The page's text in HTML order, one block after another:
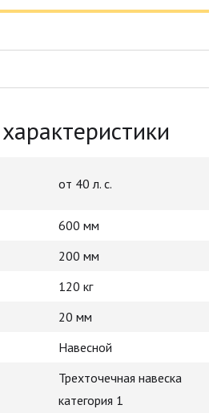
от 40 л. с.
600 мм
200 мм
120 кг
20 мм
Навесной
Трехточечная навеска
категория 1